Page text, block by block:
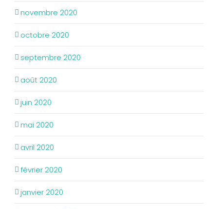
novembre 2020
octobre 2020
septembre 2020
août 2020
juin 2020
mai 2020
avril 2020
février 2020
janvier 2020